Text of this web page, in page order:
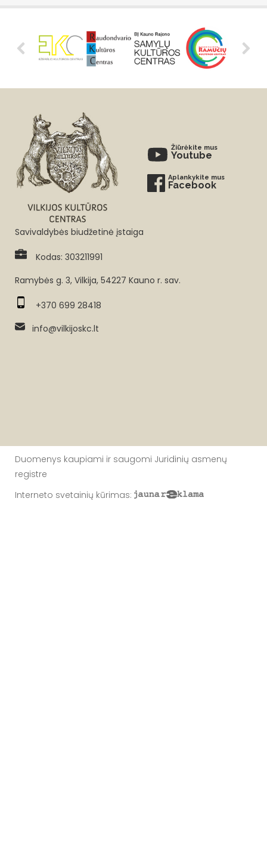
Žiūrėkite mus
Youtube
Aplankykite mus
Facebook
Savivaldybės biudžetinė įstaiga
Kodas: 303211991
Ramybės g. 3, Vilkija, 54227 Kauno r. sav.
+370 699 28418
info@vilkijoskc.lt
Duomenys kaupiami ir saugomi Juridinių asmenų
registre
Interneto svetainių kūrimas: